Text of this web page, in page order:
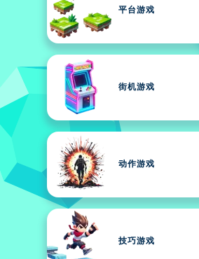
平台游戏
街机游戏
动作游戏
技巧游戏